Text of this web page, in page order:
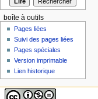
boîte à outils
Pages liées
Suivi des pages liées
Pages spéciales
Version imprimable
Lien historique